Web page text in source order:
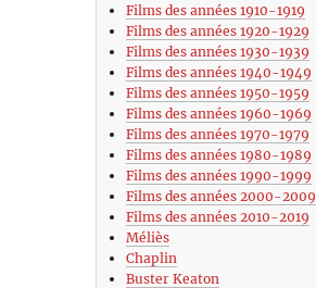
Films des années 1910-1919
Films des années 1920-1929
Films des années 1930-1939
Films des années 1940-1949
Films des années 1950-1959
Films des années 1960-1969
Films des années 1970-1979
Films des années 1980-1989
Films des années 1990-1999
Films des années 2000-2009
Films des années 2010-2019
Méliès
Chaplin
Buster Keaton